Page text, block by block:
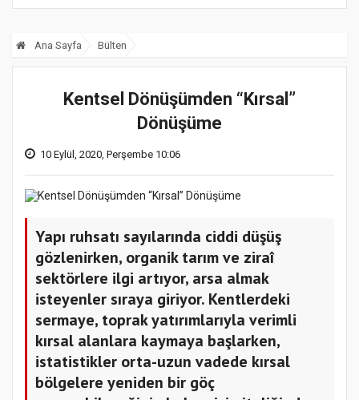
Ana Sayfa Bülten
Kentsel Dönüşümden “Kırsal”
Dönüşüme
10 Eylül, 2020, Perşembe 10:06
Yapı ruhsatı sayılarında ciddi düşüş
gözlenirken, organik tarım ve ziraî
sektörlere ilgi artıyor, arsa almak
isteyenler sıraya giriyor. Kentlerdeki
sermaye, toprak yatırımlarıyla verimli
kırsal alanlara kaymaya başlarken,
istatistikler orta-uzun vadede kırsal
bölgelere yeniden bir göç